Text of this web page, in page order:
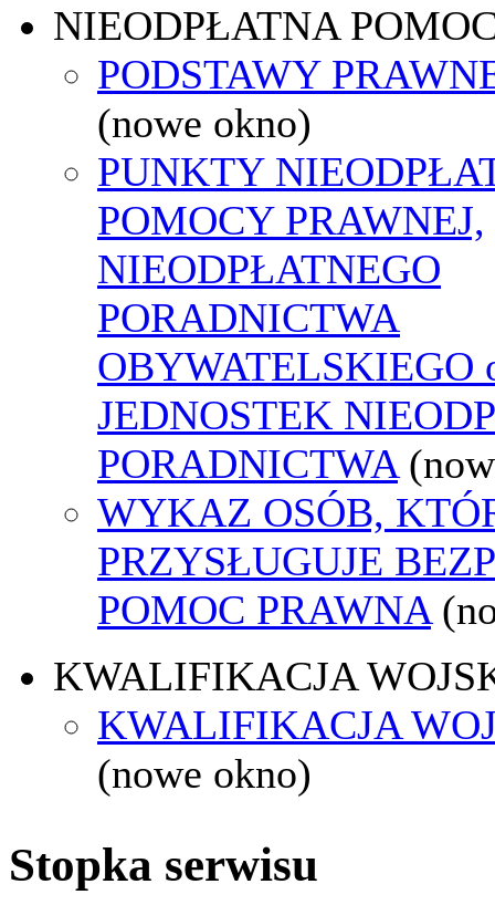
NIEODPŁATNA
PODSTAWY
(nowe okno)
PUNKTY
POMOCY PRAWNEJ,
NIEODPŁATNEGO
PORADNICTWA
OBYWATELSKIEGO
JEDNOSTEK
PORADNICTWA
WYKAZ OSÓB,
PRZYSŁUGUJE
POMOC PRAWNA
KWALIFIKACJA
KWALIFIKACJA
(nowe okno)
Stopka serwisu